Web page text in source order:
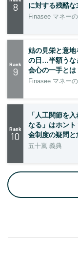
8
に対する残酷な
Finasee マネー
Rank
9
姑の見栄と意
の日…半額うな
会心の一手とは
Finasee マネー
Rank
10
「人工関節を
なる」はホン
金制度の疑問と
五十嵐 義典